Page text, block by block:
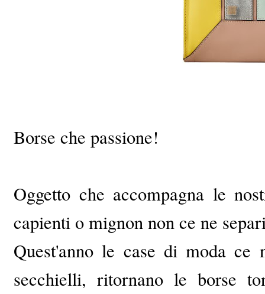
Borse che passione!
Oggetto che accompagna le
capienti o mignon non ce ne
Quest'anno le case di moda ce
secchielli, ritornano le borse